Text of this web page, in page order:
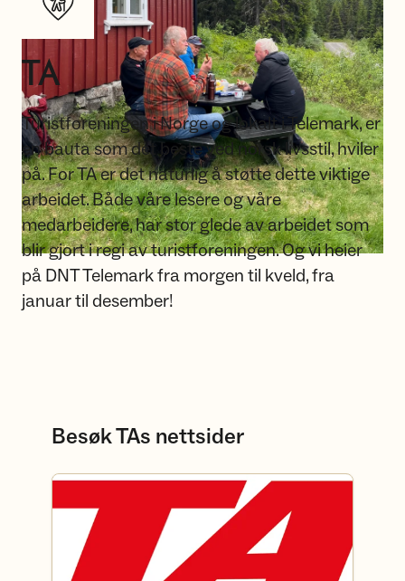
TA
Turistforeningen i Norge og lokalt i Telemark, er
en bauta som det beste ved norsk livsstil, hviler
på. For TA er det naturlig å støtte dette viktige
arbeidet. Både våre lesere og våre
medarbeidere, har stor glede av arbeidet som
blir gjort i regi av turistforeningen. Og vi heier
på DNT Telemark fra morgen til kveld, fra
januar til desember!
Besøk TAs nettsider